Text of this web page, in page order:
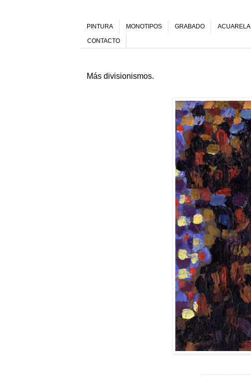
PINTURA MONOTIPOS GRABADO ACUARELA
CONTACTO
Más divisionismos.